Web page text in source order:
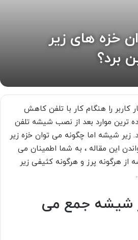
خزه های زیر
برد؟
کاربر را هنگام کار با تلفن کاهش
ترین موارد بعد از نصب شیشه تلفن
زیر شیشه اما چگونه می توان خزه زیر
این مقاله ، به شما اطمینان می
از هرگونه پرز و هرگونه کثیفی زیر
شیشه جمع می